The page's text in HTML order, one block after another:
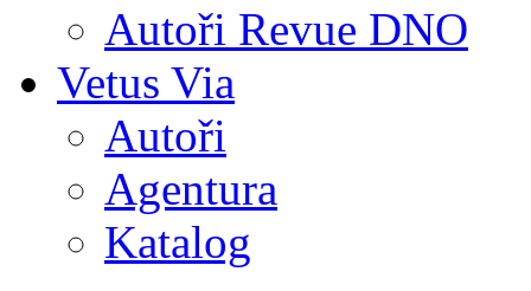
Autoři Revue DNO
Vetus Via
Autoři
Agentura
Katalog